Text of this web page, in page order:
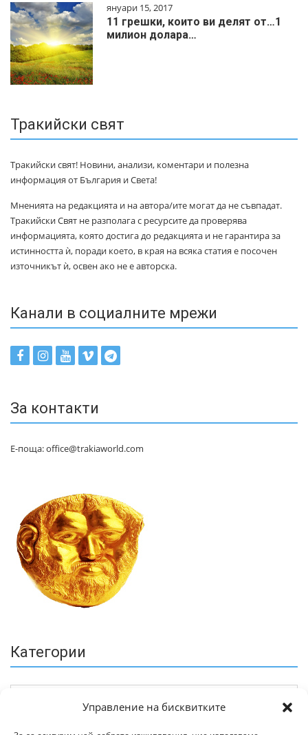
Управление на бисквитките
януари 15, 2017
11 грешки, които ви делят от…1
милиoн дoлapa…
Тракийски свят
Тракийски свят! Новини, анализи, коментари и полезна
информация от България и Света!
Мненията на редакцията и на автора/ите могат да не съвпадат.
Тракийски Свят не разполага с ресурсите да проверява
информацията, която достига до редакцията и не гарантира за
истинността ѝ, поради което, в края на всяка статия е посочен
източникът ѝ, освен ако не е авторска.
Канали в социалните мрежи
За контакти
Е-поща: office@trakiaworld.com
Категории